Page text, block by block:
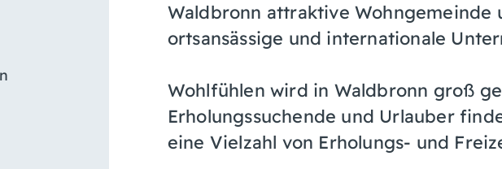
Waldbronn attraktive
ortsansässige und internationale
Wohlfühlen wird in Waldbronn groß
Erholungssuchende und Urlauber
eine Vielzahl von Erholungs- und